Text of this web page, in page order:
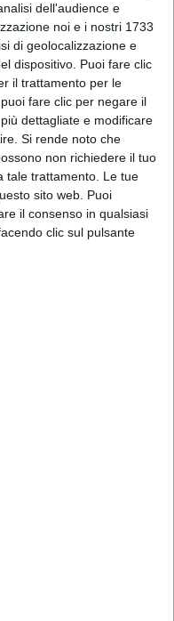
dell'audience e
noi e i nostri 1733
di geolocalizzazione e
dispositivo. Puoi fare clic
il trattamento per le
fare clic per negare il
dettagliate e modificare
Si rende noto che
non richiedere il tuo
tale trattamento. Le tue
sito web. Puoi
il consenso in qualsiasi
clic sul pulsante
video ed esibizioni
, registrando la
strofae postandola
ed entrarvi
per avermi aiutato
",ha scritto a questo
suo ultimo post,
l'arrivo del